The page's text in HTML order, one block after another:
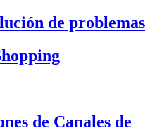
de problemas
de Canales de